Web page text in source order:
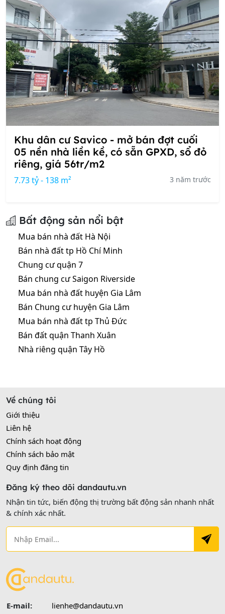
Khu dân cư Savico - mở bán đợt cuối
05 nền nhà liền kề, có sẵn GPXD, sổ đỏ
riêng, giá 56tr/m2
7.73 tỷ - 138 m² 3 năm trước
Bất động sản nổi bật
Mua bán nhà đất Hà Nội
Bán nhà đất tp Hồ Chí Minh
Chung cư quận 7
Bán chung cư Saigon Riverside
Mua bán nhà đất huyện Gia Lâm
Bán Chung cư huyện Gia Lâm
Mua bán nhà đất tp Thủ Đức
Bán đất quận Thanh Xuân
Nhà riêng quận Tây Hồ
Về chúng tôi
Giới thiệu
Liên hệ
Chính sách hoạt động
Chính sách bảo mật
Quy định đăng tin
Đăng ký theo dõi dandautu.vn
Nhận tin tức, biến động thị trường bất động sản nhanh nhất
& chính xác nhất.
E-mail:
lienhe@dandautu.vn